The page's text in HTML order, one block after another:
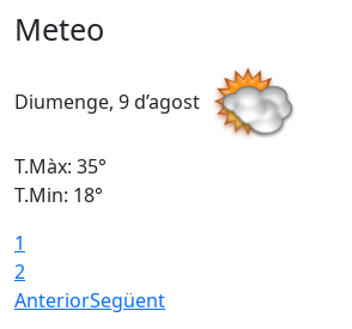
Meteo
Diumenge, 9 d’agost
T.Màx: 35°
T.Min: 18°
1
2
AnteriorSegüent